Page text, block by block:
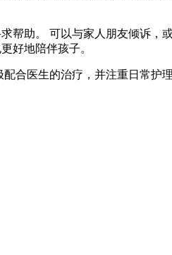
帮助。 可以与家人朋友倾诉
好地陪伴孩子。
合医生的治疗，并注重日常护